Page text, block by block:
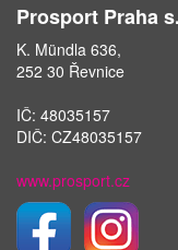
Prosport Praha
K. Mündla 636,
252 30 Řevnice
IČ: 48035157
DIČ: CZ48035157
www.prosport.cz